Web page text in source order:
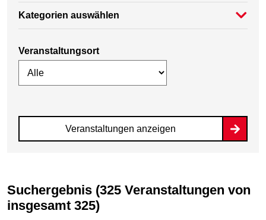
Kategorien auswählen
Veranstaltungsort
Veranstaltungen anzeigen
Suchergebnis (325 Veranstaltungen von
insgesamt 325)